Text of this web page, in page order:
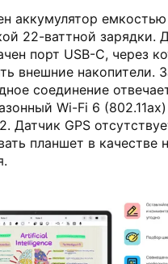
аккумулятор
22-ваттной зарядки.
порт USB-C, через
внешние накопители.
соединение
Wi-Fi 6
Датчик GPS
планшет в качестве